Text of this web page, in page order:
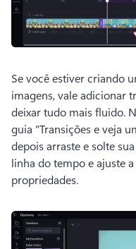
Se você estiver criando
imagens, vale adicionar
deixar tudo mais fluido.
guia "Transições e veja
depois arraste e solte
linha do tempo e ajuste
propriedades.